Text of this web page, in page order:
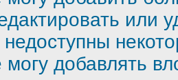
или
добавлять